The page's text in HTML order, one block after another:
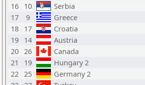
16 10 Serbia
17
9 Greece
18 17 Croatia
19 14 Austria
20 26 Canada
21
19 Hungary 2
22 25 Germany 2